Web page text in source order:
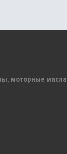
моторные масла